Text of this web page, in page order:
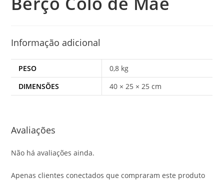
Informação adicional
PESO
0,8 kg
DIMENSÕES
40 × 25 × 25 cm
Avaliações
Não há avaliações ainda.
Apenas clientes conectados que compraram este produto